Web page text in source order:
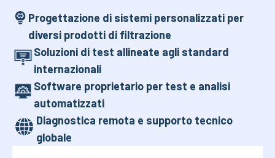
Progettazione di sistemi personalizzati per
diversi prodotti di filtrazione
Soluzioni di test allineate agli standard
internazionali
Software proprietario per test e analisi
automatizzati
Diagnostica remota e supporto tecnico
globale